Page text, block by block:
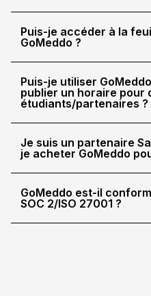
Puis-je accéder à la
GoMeddo ?
Puis-je utiliser
publier un horaire pour
étudiants/partenaires ?
Je suis un partenaire
je acheter GoMeddo
GoMeddo est-il
SOC 2/ISO 27001 ?